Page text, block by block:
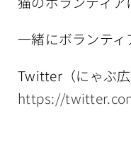
一緒にボランテ
Twitter（にゃぶ広
https://